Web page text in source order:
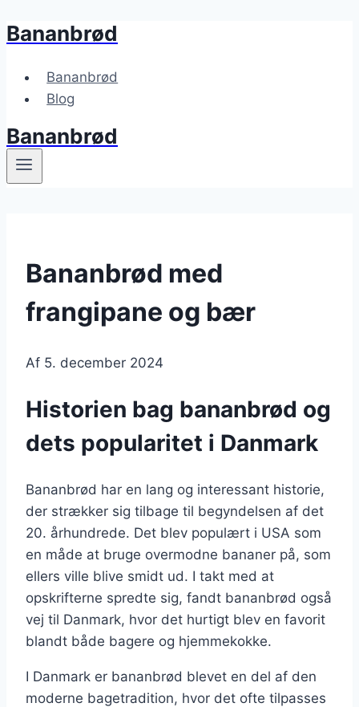
Fortsæt
indhold
Bananbrød
Bananbrød
Blog
Bananbrød
Bananbrød med
frangipane og bær
Af 5. december 2024
Historien bag bananbrød og
dets popularitet i Danmark
Bananbrød har en lang og interessant historie,
der strækker sig tilbage til begyndelsen af det
20. århundrede. Det blev populært i USA som
en måde at bruge overmodne bananer på, som
ellers ville blive smidt ud. I takt med at
opskrifterne spredte sig, fandt bananbrød også
vej til Danmark, hvor det hurtigt blev en favorit
blandt både bagere og hjemmekokke.
I Danmark er bananbrød blevet en del af den
moderne bagetradition, hvor det ofte tilpasses